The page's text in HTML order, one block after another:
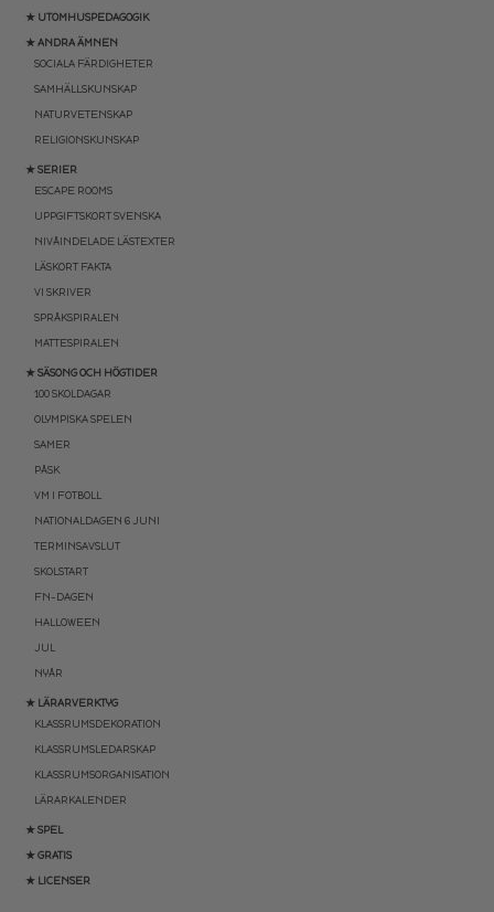
★ UTOMHUSPEDAGOGIK
★ ANDRA ÄMNEN
SOCIALA FÄRDIGHETER
SAMHÄLLSKUNSKAP
NATURVETENSKAP
RELIGIONSKUNSKAP
★ SERIER
ESCAPE ROOMS
UPPGIFTSKORT SVENSKA
NIVÅINDELADE LÄSTEXTER
LÄSKORT FAKTA
VI SKRIVER
SPRÅKSPIRALEN
MATTESPIRALEN
★ SÄSONG OCH HÖGTIDER
100 SKOLDAGAR
OLYMPISKA SPELEN
SAMER
PÅSK
VM I FOTBOLL
NATIONALDAGEN 6 JUNI
TERMINSAVSLUT
SKOLSTART
FN-DAGEN
HALLOWEEN
JUL
NYÅR
★ LÄRARVERKTYG
KLASSRUMSDEKORATION
KLASSRUMSLEDARSKAP
KLASSRUMSORGANISATION
LÄRARKALENDER
★ SPEL
★ GRATIS
★ LICENSER